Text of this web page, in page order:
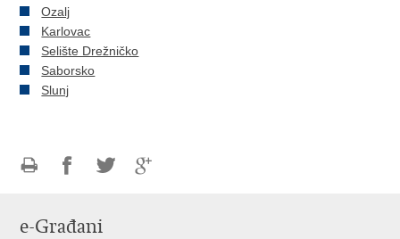
Ozalj
Karlovac
Selište Drežničko
Saborsko
Slunj
FacebookuTwitteru
e-Građani